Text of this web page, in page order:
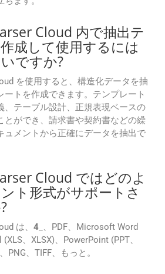
Cloud 内で抽出テ
成して使用するには
ですか?
を使用すると、構造化データを抽
ートを作成できます。テンプレート
、テーブル設計、正規表現ベースの
とができ、請求書や契約書などの繰
ュメントから正確にデータを抽出で
Cloud ではどのよ
ト形式がサポートさ
は、 4 _、PDF、Microsoft Word
、XLSX)、PowerPoint (PPT、
PNG、TIFF、もっと。